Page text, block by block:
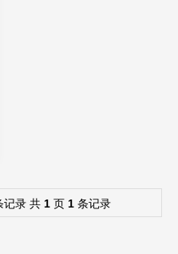
录 共 1页 1条记录